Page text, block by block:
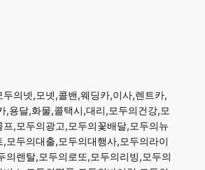
두의넷,모넷,콜밴,웨딩카,이사,렌트카,
,용달,화물,콜택시,대리,모두의건강,모
프,모두의광고,모두의꽃배달,모두의뉴
모두의대출,모두의대행사,모두의라이
의렌탈,모두의로또,모두의리빙,모두의